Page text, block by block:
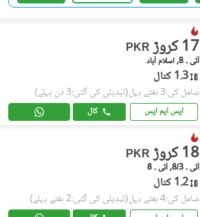
PKR 17 کروڑ
آئی ۔ 8, اسلام آباد
1.3 کنال
شامل کی:3 ہفتے پہل (تبدیلی کی گئی:3 دن پہلے)
ایس ایم ایس کال
PKR 18 کروڑ
آئی ۔ 8/3, آئی ۔ 8
1.2 کنال
شامل کی:4 ہفتے پہل (تبدیلی کی گئی:2 ہفتے پہلے)